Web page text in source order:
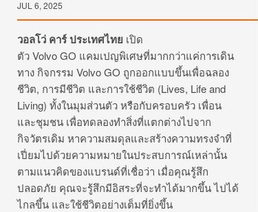
JUL 6, 2025
วอลโว่ คาร์ ประเทศไทย เปิด
ตัว Volvo GO แคมเปญพิเศษที่มากกว่าแค่การเดิน
ทาง กิจกรรม Volvo GO ถูกออกแบบขึ้นเพื่อฉลอง
ชีวิต, การมีชีวิต และการใช้ชีวิต (Lives, Life and
Living) ทั้งในมุมส่วนตัว หรือกับครอบครัว เพื่อน
และชุมชน เพื่อทดลองทำสิ่งที่แตกต่างไปจาก
กิจวัตรเดิม หาความสมดุลและสร้างความทรงจำที่
เปี่ยมไปด้วยความหมายในประสบการณ์เหล่านั้น
ตามแนวคิดของแบรนด์ที่เชื่อว่า เมื่อคุณรู้สึก
ปลอดภัย คุณจะรู้สึกมีอิสระที่จะทำได้มากขึ้น ไปได้
ไกลขึ้น และใช้ชีวิตอย่างเต็มที่ยิ่งขึ้น